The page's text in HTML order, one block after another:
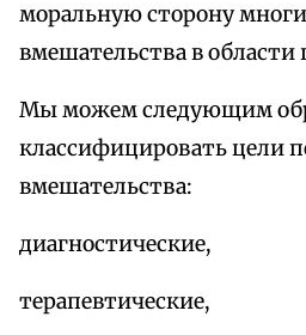
моральную сторону
вмешательства в области
Мы можем следующим
классифицировать цели
вмешательства:
диагностические,
терапевтические,